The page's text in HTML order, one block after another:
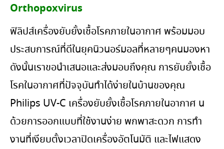
Orthopoxvirus
ฟิลิปส์เครื่องยับยั้งเชื้อโรคภายในอากาศ พร้อมมอบ
ประสบการณ์ที่ดีในยุคนิวนอร์มอลที่หลายๆคนมองหา
ดังนั้นเราขอนำเสนอและส่งมอบถึงคุณ การยับยั้งเชื้อ
โรคในอากาศที่ปัจจุบันทำได้ง่ายในบ้านของคุณ
Philips UV-C เครื่องยับยั้งเชื้อโรคภายในอากาศ น
ด้วยการออกแบบที่ใช้งานง่าย พกพาสะดวก การทํา
งานที่เงียบตั้งเวลาปิดเครื่องอัตโนมัติ และไฟแสดง